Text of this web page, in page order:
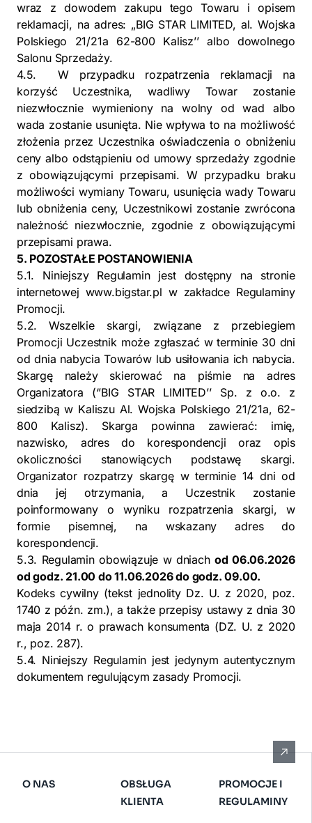
wraz z dowodem zakupu tego Towaru i opisem
reklamacji, na adres: „BIG STAR LIMITED, al. Wojska
Polskiego 21/21a 62-800 Kalisz’’ albo dowolnego
Salonu Sprzedaży.
4.5. W przypadku rozpatrzenia reklamacji na
korzyść Uczestnika, wadliwy Towar zostanie
niezwłocznie wymieniony na wolny od wad albo
wada zostanie usunięta. Nie wpływa to na możliwość
złożenia przez Uczestnika oświadczenia o obniżeniu
ceny albo odstąpieniu od umowy sprzedaży zgodnie
z obowiązującymi przepisami. W przypadku braku
możliwości wymiany Towaru, usunięcia wady Towaru
lub obniżenia ceny, Uczestnikowi zostanie zwrócona
należność niezwłocznie, zgodnie z obowiązującymi
przepisami prawa.
5. POZOSTAŁE POSTANOWIENIA
5.1. Niniejszy Regulamin jest dostępny na stronie
internetowej www.bigstar.pl w zakładce Regulaminy
Promocji.
5.2. Wszelkie skargi, związane z przebiegiem
Promocji Uczestnik może zgłaszać w terminie 30 dni
od dnia nabycia Towarów lub usiłowania ich nabycia.
Skargę należy skierować na piśmie na adres
Organizatora (‘’BIG STAR LIMITED’’ Sp. z o.o. z
siedzibą w Kaliszu Al. Wojska Polskiego 21/21a, 62-
800 Kalisz). Skarga powinna zawierać: imię,
nazwisko, adres do korespondencji oraz opis
okoliczności stanowiących podstawę skargi.
Organizator rozpatrzy skargę w terminie 14 dni od
dnia jej otrzymania, a Uczestnik zostanie
poinformowany o wyniku rozpatrzenia skargi, w
formie pisemnej, na wskazany adres do
korespondencji.
5.3. Regulamin obowiązuje w dniach od 06.06.2026
od godz. 21.00 do 11.06.2026 do godz. 09.00.
Kodeks cywilny (tekst jednolity Dz. U. z 2020, poz.
1740 z późn. zm.), a także przepisy ustawy z dnia 30
maja 2014 r. o prawach konsumenta (DZ. U. z 2020
r., poz. 287).
5.4. Niniejszy Regulamin jest jedynym autentycznym
dokumentem regulującym zasady Promocji.
O NAS
OBSŁUGA
KLIENTA
PROMOCJE I
REGULAMINY